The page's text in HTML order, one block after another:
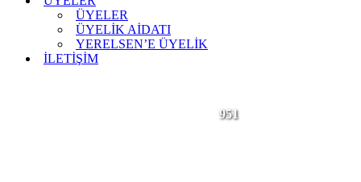
ÜYELER
ÜYELİK AİDATI
YERELSEN’E ÜYELİK
İLETİŞİM
951